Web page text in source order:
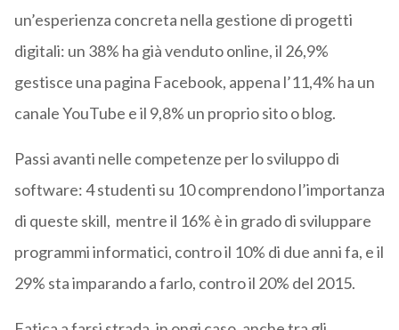
un’esperienza concreta nella gestione di progetti
digitali: un 38% ha già venduto online, il 26,9%
gestisce una pagina Facebook, appena l’11,4% ha un
canale YouTube e il 9,8% un proprio sito o blog.
Passi avanti nelle competenze per lo sviluppo di
software: 4 studenti su 10 comprendono l’importanza
di queste skill, mentre il 16% è in grado di sviluppare
programmi informatici, contro il 10% di due anni fa, e il
29% sta imparando a farlo, contro il 20% del 2015.